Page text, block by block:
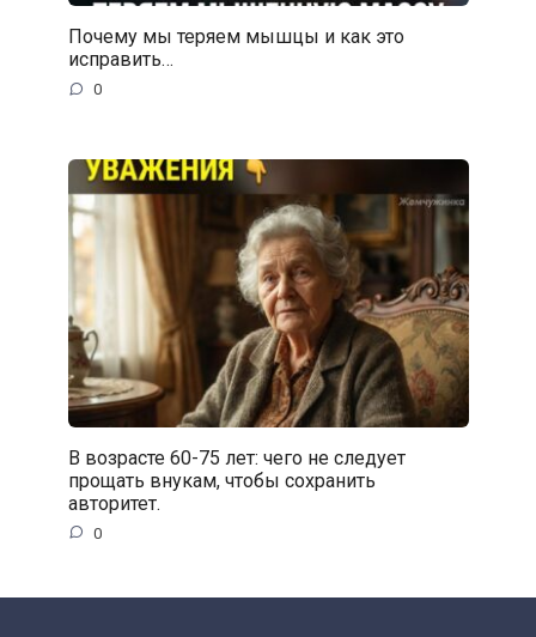
Почему мы теряем мышцы и как это
исправить…
0
В возрасте 60-75 лет: чего не следует
прощать внукам, чтобы сохранить
авторитет.
0